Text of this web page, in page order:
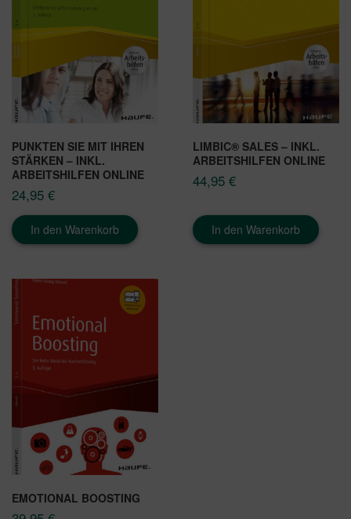
PUNKTEN SIE MIT IHREN
STÄRKEN – INKL.
ARBEITSHILFEN ONLINE
24,95 €
In den Warenkorb
LIMBIC® SALES – INKL.
ARBEITSHILFEN ONLINE
44,95 €
In den Warenkorb
EMOTIONAL BOOSTING